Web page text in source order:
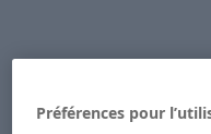
Préférences pour